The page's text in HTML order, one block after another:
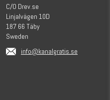
C/O Drev.se
Linjalvägen 10D
187 66 Täby
Sweden
info@kanalgratis.se